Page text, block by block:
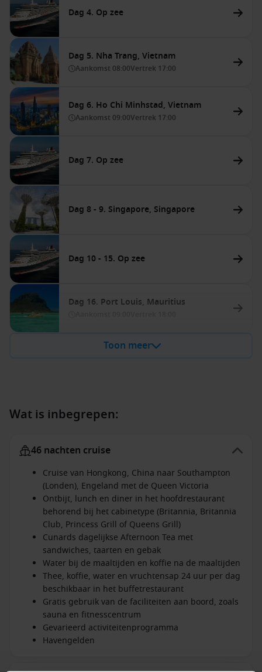
Dag 4. Op zee
Dag 5. Nha Trang, Vietnam
Aankomst 08:00Vertrek 17:00
Dag 6. Ho Chi Minhstad, Vietnam
Aankomst 09:00Vertrek 17:00
Dag 7. Op zee
Dag 8 - 9. Singapore, Singapore
Dag 10 - 15. Op zee
Dag 16. Port Louis, Mauritius
Toon meer
Wat is inbegrepen:
46 nachten cruise
Cruise van Hongkong, China naar Southampton
(Londen), Engeland met de Queen Victoria
Ontbijt, lunch en diner in het hoofdrestaurant
behorend bij het cabinetype (Britannia, Britannia
Club, Princess Grill of Queens Grill)
Cunards dagelijkse Afternoon Tea met
sandwiches, taarten en gebak
Water bij de maaltijden en koffie na de maaltijden
Thee, koffie, water en vruchtensap 24 uur per dag
beschikbaar in het buffetrestaurant
Gratis gebruik van de faciliteiten aan boord, zoals
sauna en fitnesscentrum
Gevarieerd activiteitenprogramma
Havengelden